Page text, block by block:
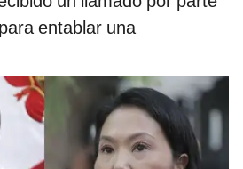
entablar una